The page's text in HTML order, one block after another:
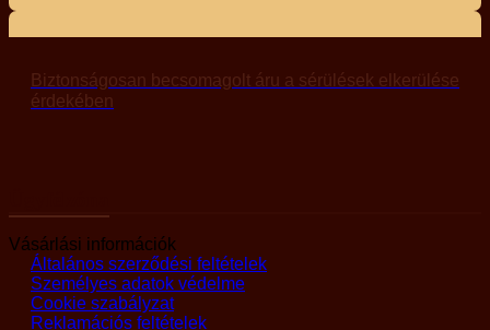
Biztonságosan becsomagolt áru a sérülések elkerülése
érdekében
Vásárlási információk
Általános szerződési feltételek
Személyes adatok védelme
Cookie szabályzat
Reklamációs feltételek